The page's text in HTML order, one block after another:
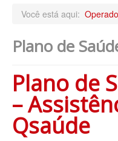
BIOVIDA PLANO DE
BLUE MED PLANO DE
BRADESCO PLANO DE
CAIXA PLANO DE SAÚDE
Você está aqui:
Plano de
Plano de
–
Qsaúde